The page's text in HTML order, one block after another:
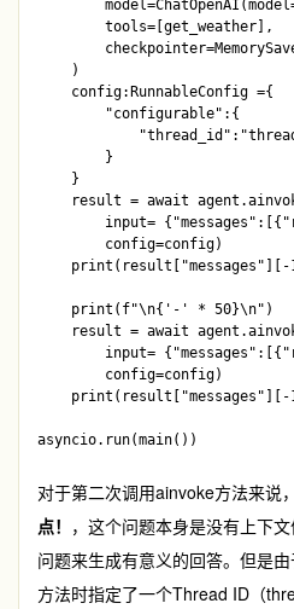
        tools=[get_weather],
    )
    config:RunnableConfig ={
        "configurable":{
        }
    }
result = await
input=
        config=config)
print(f"\n{'-' *
result = await
input=
        config=config)
对于第二次调用ainvoke方法来说
点！ ，这个问题本身是没有上下
问题来生成有意义的回答。但是
方法时指定了一个Thread ID（